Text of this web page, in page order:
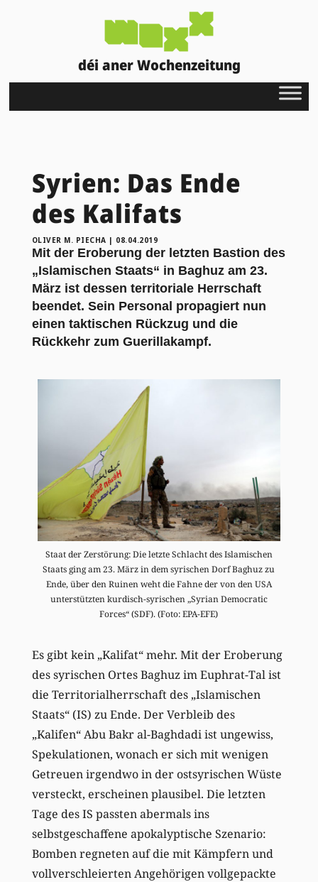
déi aner Wochenzeitung
Syrien: Das Ende
des Kalifats
OLIVER M. PIECHA | 08.04.2019
Mit der Eroberung der letzten Bastion des
„Islamischen Staats“ in Baghuz am 23.
März ist dessen territoriale Herrschaft
beendet. Sein Personal propagiert nun
einen taktischen Rückzug und die
Rückkehr zum Guerillakampf.
Staat der Zerstörung: Die letzte Schlacht des Islamischen
Staats ging am 23. März in dem syrischen Dorf Baghuz zu
Ende, über den Ruinen weht die Fahne der von den USA
unterstützten kurdisch-syrischen „Syrian Democratic
Forces“ (SDF). (Foto: EPA-EFE)
Es gibt kein „Kalifat“ mehr. Mit der Eroberung
des syrischen Ortes Baghuz im Euphrat-Tal ist
die Territorialherrschaft des „Islamischen
Staats“ (IS) zu Ende. Der Verbleib des
„Kalifen“ Abu Bakr al-Baghdadi ist ungewiss,
Spekulationen, wonach er sich mit wenigen
Getreuen irgendwo in der ostsyrischen Wüste
versteckt, erscheinen plausibel. Die letzten
Tage des IS passten abermals ins
selbstgeschaffene apokalyptische Szenario:
Bomben regneten auf die mit Kämpfern und
vollverschleierten Angehörigen vollgepackte